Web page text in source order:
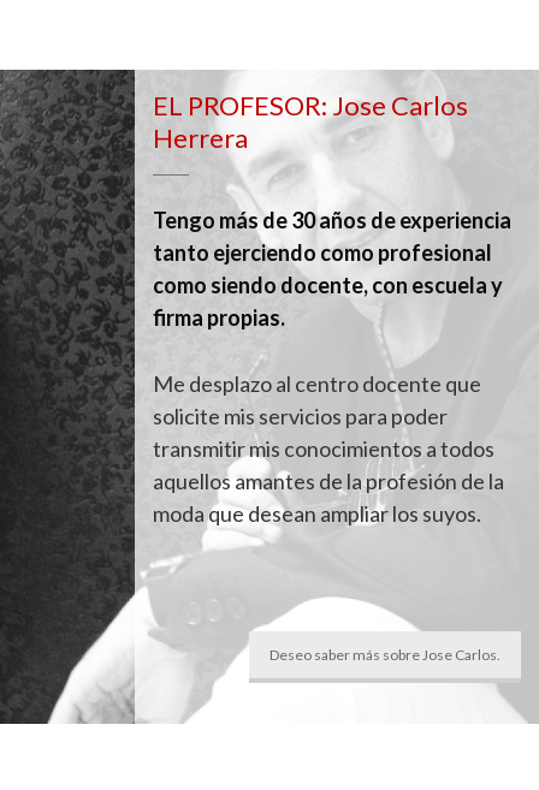
EL PROFESOR: Jose Carlos
Herrera
Tengo más de 30 años de experiencia
tanto ejerciendo como profesional
como siendo docente, con escuela y
firma propias.
Me desplazo al centro docente que
solicite mis servicios para poder
transmitir mis conocimientos a todos
aquellos amantes de la profesión de la
moda que desean ampliar los suyos.
Deseo saber más sobre Jose Carlos.